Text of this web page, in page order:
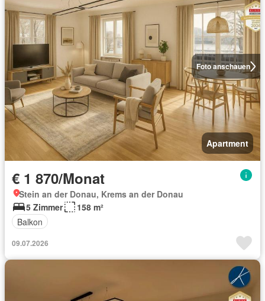
Foto anschauen
Apartment
€ 1 870/Monat
Stein an der Donau, Krems an der Donau
5 Zimmer
158 m²
Balkon
09.07.2026